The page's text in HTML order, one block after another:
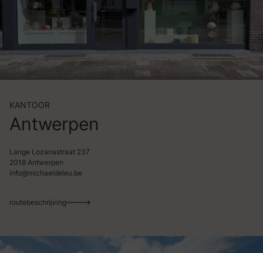
KANTOOR
Antwerpen
Lange Lozanastraat 237
2018 Antwerpen
info@michaeldeleu.be
routebeschrijving